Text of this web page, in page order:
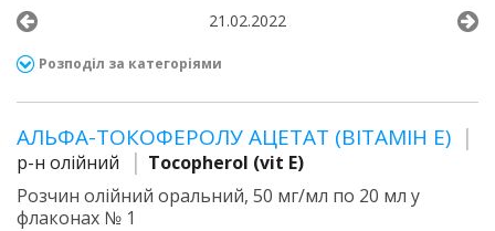
21.02.2022
Розподіл за категоріями
АЛЬФА-ТОКОФЕРОЛУ АЦЕТАТ (ВІТАМІН Е)
р-н олійний
Tocopherol (vit E)
Розчин олійний оральний, 50 мг/мл по 20 мл у
флаконах № 1